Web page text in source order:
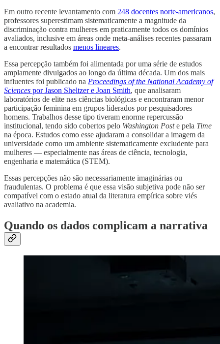
Em outro recente levantamento com 248 docentes norte-americanos,
professores superestimam sistematicamente a magnitude da
discriminação contra mulheres em praticamente todos os domínios
avaliados, inclusive em áreas onde meta-análises recentes passaram
a encontrar resultados menos lineares.
Essa percepção também foi alimentada por uma série de estudos
amplamente divulgados ao longo da última década. Um dos mais
influentes foi publicado na Proceedings of the National Academy of
Sciences por Jason Sheltzer e Joan Smith, que analisaram
laboratórios de elite nas ciências biológicas e encontraram menor
participação feminina em grupos liderados por pesquisadores
homens. Trabalhos desse tipo tiveram enorme repercussão
institucional, tendo sido cobertos pelo Washington Poste pela Time
na época. Estudos como esse ajudaram a consolidar a imagem da
universidade como um ambiente sistematicamente excludente para
mulheres — especialmente nas áreas de ciência, tecnologia,
engenharia e matemática (STEM).
Essas percepções não são necessariamente imaginárias ou
fraudulentas. O problema é que essa visão subjetiva pode não ser
compatível com o estado atual da literatura empírica sobre viés
avaliativo na academia.
Quando os dados complicam a narrativa